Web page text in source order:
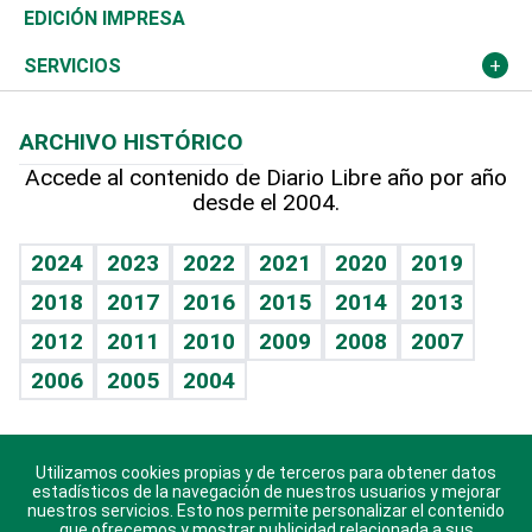
Caribe
Resto del mundo
Global y variable
Economía personal
Novedades
Podcast Arte Libre
Hablando con el pediatra
Vida y familia
Eñe
Celebrando la vida
Sin complejos
En pocas palabras
Escuchando al corazón
Olimpismo
Más deportes
Línea de hit
TBT Deportivo
El Espía
Noticiero Poteleche
Lecturas
Martes de tecnología
Cambio climático
Deportes
Opinión
Hecho en casa
Guía del dinero
EDICIÓN IMPRESA
SERVICIOS
Cumpleaños
Horóscopos
Juegos
ARCHIVO HISTÓRICO
Accede al contenido de Diario Libre año por año
desde el 2004.
2024 2023 2022 2021 2020
2019
2018
2017 2016 2015 2014
2013
2012
2011 2010 2009 2008
2007
2006
2005 2004
Descarga nuestras aplicaciones para Android, iOS y
sistema Huawei.
Utilizamos cookies propias y de terceros para obtener datos
estadísticos de la navegación de nuestros usuarios y mejorar
nuestros servicios. Esto nos permite personalizar el contenido